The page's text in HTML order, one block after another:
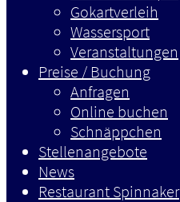
Gokartverleih
Wassersport
Veranstaltungen
Preise / Buchung
Anfragen
Online buchen
Schnäppchen
Stellenangebote
News
Restaurant Spinnaker